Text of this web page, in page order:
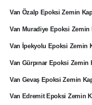
Van Özalp Epoksi Zemin
Van Muradiye Epoksi Zemin
Van İpekyolu Epoksi Zemin
Van Gürpınar Epoksi Zemin
Van Gevaş Epoksi Zemin
Van Edremit Epoksi Zemin